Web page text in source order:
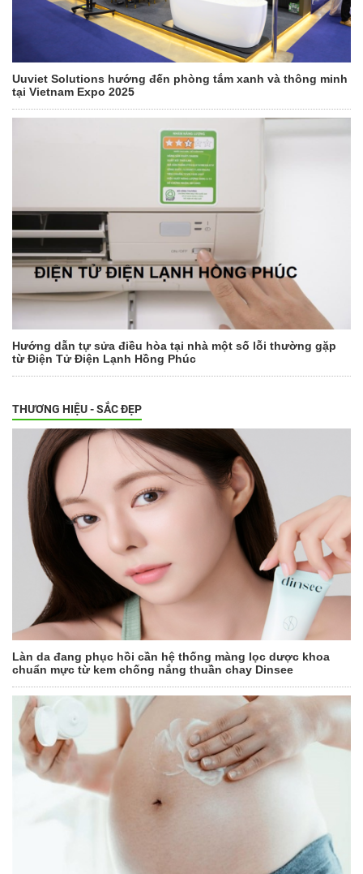
Uuviet Solutions hướng đến phòng tắm xanh và thông minh
tại Vietnam Expo 2025
Hướng dẫn tự sửa điều hòa tại nhà một số lỗi thường gặp
từ Điện Tử Điện Lạnh Hồng Phúc
THƯƠNG HIỆU - SẮC ĐẸP
Làn da đang phục hồi cần hệ thống màng lọc dược khoa
chuẩn mực từ kem chống nắng thuần chay Dinsee